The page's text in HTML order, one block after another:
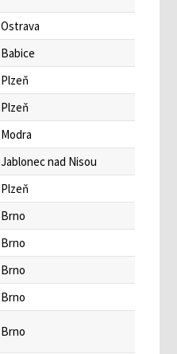
Ostrava
Babice
Plzeň
Plzeň
Modra
Jablonec nad Nisou
Plzeň
Brno
Brno
Brno
Brno
Brno